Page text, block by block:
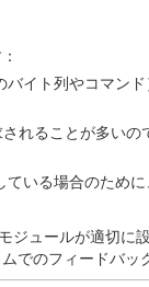
イト列やコマン
れることが多い
いる場合のため
ュールが適切に
でのフィードバッ